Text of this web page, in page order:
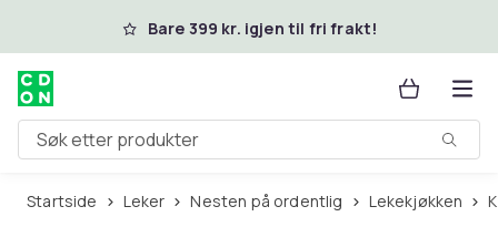
Hopp til hovedinnholdBare 399 kr. igjen til fri frakt!
Søk etter produkter
Startside Leker Nesten på ordentlig Lekekjøkken